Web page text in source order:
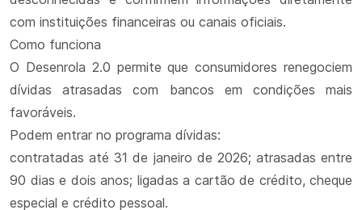
com instituições financeiras ou canais oficiais.
Como funciona
O Desenrola 2.0 permite que consumidores renegociem
dívidas atrasadas com bancos em condições mais
favoráveis.
Podem entrar no programa dívidas:
contratadas até 31 de janeiro de 2026; atrasadas entre
90 dias e dois anos; ligadas a cartão de crédito, cheque
especial e crédito pessoal.